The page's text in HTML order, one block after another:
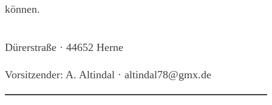
können.
Dürerstraße · 44652 Herne
Vorsitzender: A. Altindal · altindal78@gmx.de